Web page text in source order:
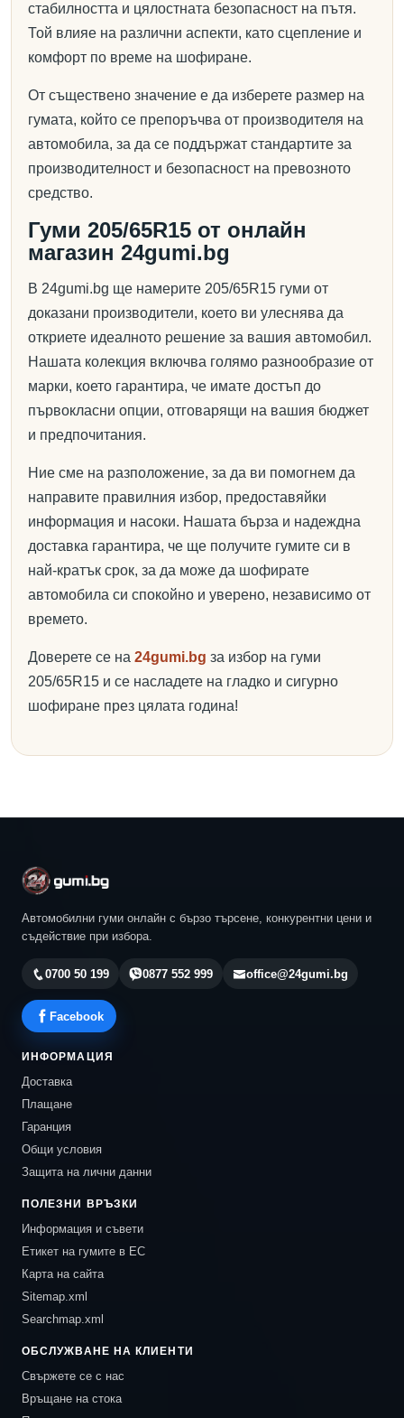
стабилността и цялостната безопасност на пътя.
Той влияе на различни аспекти, като сцепление и
комфорт по време на шофиране.
От съществено значение е да изберете размер на
гумата, който се препоръчва от производителя на
автомобила, за да се поддържат стандартите за
производителност и безопасност на превозното
средство.
Гуми 205/65R15 от онлайн
магазин 24gumi.bg
В 24gumi.bg ще намерите 205/65R15 гуми от
доказани производители, което ви улеснява да
откриете идеалното решение за вашия автомобил.
Нашата колекция включва голямо разнообразие от
марки, което гарантира, че имате достъп до
първокласни опции, отговарящи на вашия бюджет
и предпочитания.
Ние сме на разположение, за да ви помогнем да
направите правилния избор, предоставяйки
информация и насоки. Нашата бърза и надеждна
доставка гарантира, че ще получите гумите си в
най-кратък срок, за да може да шофирате
автомобила си спокойно и уверено, независимо от
времето.
Доверете се на 24gumi.bg за избор на гуми
205/65R15 и се насладете на гладко и сигурно
шофиране през цялата година!
Автомобилни гуми онлайн с бързо търсене, конкурентни цени и
съдействие при избора.
0700 50 199 0877 552 999 office@24gumi.bg
Facebook
ИНФОРМАЦИЯ
Доставка
Плащане
Гаранция
Общи условия
Защита на лични данни
ПОЛЕЗНИ ВРЪЗКИ
Информация и съвети
Етикет на гумите в ЕС
Карта на сайта
Sitemap.xml
Searchmap.xml
ОБСЛУЖВАНЕ НА КЛИЕНТИ
Свържете се с нас
Връщане на стока